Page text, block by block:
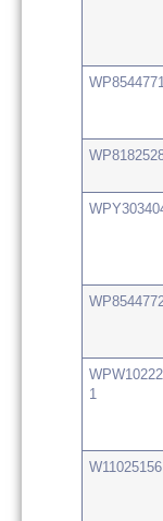
1
W11025156